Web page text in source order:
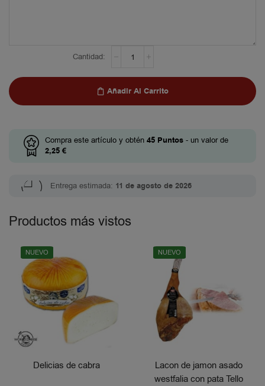
Añadir Al Carrito
Compra este artículo y obtén 45 Puntos - un valor de
2,25 €
Entrega estimada: 11 de agosto de 2026
Productos más vistos
NUEVO
Delicias de cabra
NUEVO
Lacon de jamon asado
westfalia con pata Tello